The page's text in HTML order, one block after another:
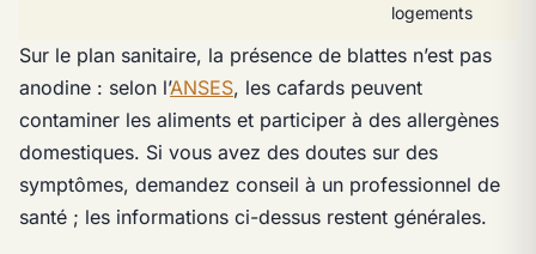
logements
Sur le plan sanitaire, la présence de blattes n’est pas
anodine : selon l’ANSES, les cafards peuvent
contaminer les aliments et participer à des allergènes
domestiques. Si vous avez des doutes sur des
symptômes, demandez conseil à un professionnel de
santé ; les informations ci-dessus restent générales.